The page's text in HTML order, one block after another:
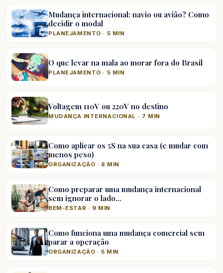
Mudança internacional: navio ou avião? Como
decidir o modal
PLANEJAMENTO · 5 MIN
O que levar na mala ao morar fora do Brasil
PLANEJAMENTO · 5 MIN
Voltagem 110V ou 220V no destino
MUDANÇA INTERNACIONAL · 7 MIN
Como aplicar os 5S na sua casa (e mudar com
menos peso)
ORGANIZAÇÃO · 8 MIN
Como preparar uma mudança internacional
sem ignorar o lado…
BEM-ESTAR · 9 MIN
Como funciona uma mudança comercial sem
parar a operação
ORGANIZAÇÃO · 5 MIN